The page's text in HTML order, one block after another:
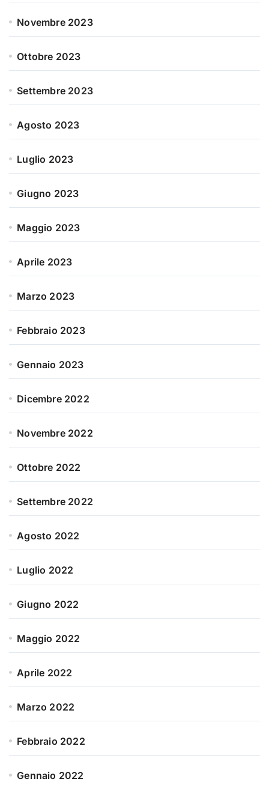
Novembre 2023
Ottobre 2023
Settembre 2023
Agosto 2023
Luglio 2023
Giugno 2023
Maggio 2023
Aprile 2023
Marzo 2023
Febbraio 2023
Gennaio 2023
Dicembre 2022
Novembre 2022
Ottobre 2022
Settembre 2022
Agosto 2022
Luglio 2022
Giugno 2022
Maggio 2022
Aprile 2022
Marzo 2022
Febbraio 2022
Gennaio 2022